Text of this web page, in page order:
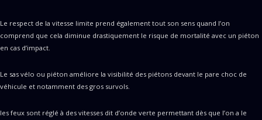
Le respect de la vitesse limite prend également tout son sens quand l’on
comprend que cela diminue drastiquement le risque de mortalité avec un piéton
en cas d’impact.
Le sas vélo ou piéton améliore la visibilité des piétons devant le pare choc de
véhicule et notamment des gros survols.
les feux sont réglé à des vitesses dit d’onde verte permettant dès que l’on a le